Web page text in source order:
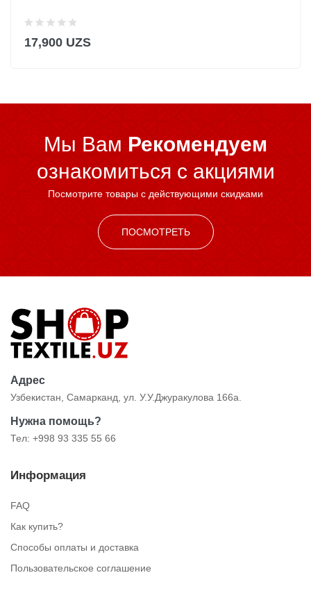
17,900 UZS
Мы Вам Рекомендуем
ознакомиться c акциями
Посмотрите товары с действующими скидками
ПОСМОТРЕТЬ
Адрес
Узбекистан, Самарканд, ул. У.У.Джуракулова 166а.
Нужна помощь?
Тел: +998 93 335 55 66
Информация
FAQ
Как купить?
Способы оплаты и доставка
Пользовательское соглашение